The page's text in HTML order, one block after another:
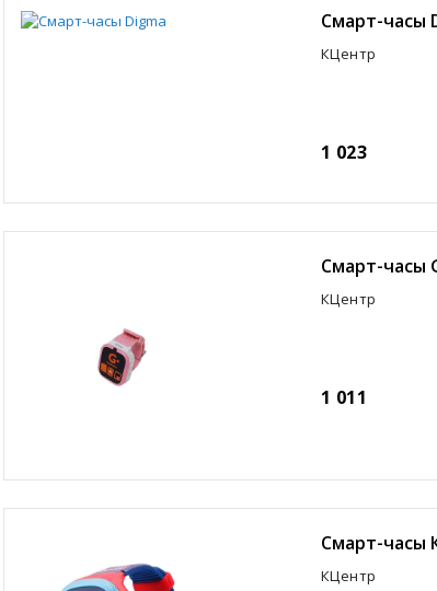
Смарт-часы
КЦентр
1 023
Смарт-часы
КЦентр
1 011
Смарт-часы
КЦентр